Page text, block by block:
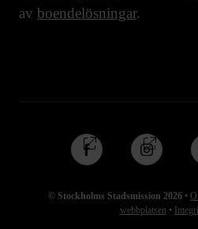
av boendelösningar.
© Stockholms Stadsmission 2026 •
webbplatsen •
Följ
oss
Facebook
Följ
oss
Instagram